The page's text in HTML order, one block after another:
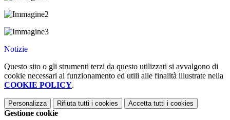
Notizie
Questo sito o gli strumenti terzi da questo utilizzati si avvalgono di
cookie necessari al funzionamento ed utili alle finalità illustrate nella
COOKIE POLICY.
Personalizza Rifiuta tutti i cookies Accetta tutti i cookies
Gestione cookie